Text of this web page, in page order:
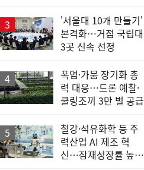
'서울대 10개 만들기'
본격화…거점 국립대
3곳 신속 선정
폭염·가뭄 장기화 총
력 대응…드론 예찰·
쿨링조끼 3만 벌 공급
철강·석유화학 등 주
력산업 AI 제조 혁
신…잠재성장률 높인